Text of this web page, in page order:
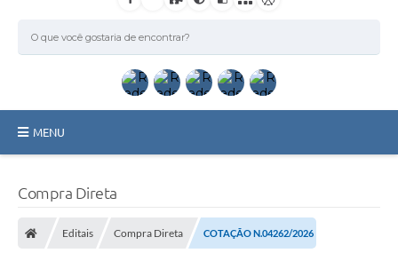
MENU
Compra Direta
Editais Compra Direta COTAÇÃO N.04262/2026